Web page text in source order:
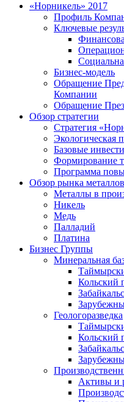
«Норникель» 2017
Профиль
Ключевые
Бизнес-модель
Обращение
Компании
Обращение
Обзор стратегии
Стратегия
Экологическая
Базовые
Формирование
Программа
Обзор рынка металлов
Металлы в
Никель
Медь
Палладий
Платина
Бизнес Группы
Минеральная
Кольский
Геологоразведка
Кольский
Активы и